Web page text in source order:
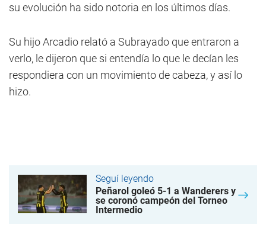
su evolución ha sido notoria en los últimos días.
Su hijo Arcadio relató a Subrayado que entraron a
verlo, le dijeron que si entendía lo que le decían les
respondiera con un movimiento de cabeza, y así lo
hizo.
Seguí leyendo
Peñarol goleó 5-1 a Wanderers y
se coronó campeón del Torneo
Intermedio